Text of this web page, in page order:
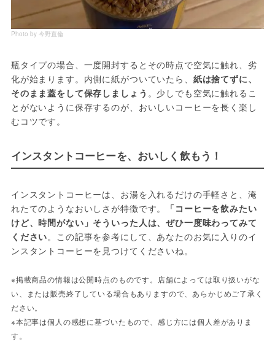
Photo by 今野直倫
瓶タイプの場合、一度開封するとその時点で空気に触れ、劣
化が始まります。内側に紙がついていたら、 紙は捨てずに、
そのまま蓋をして保存しましょう 。少しでも空気に触れるこ
とがないように保存するのが、おいしいコーヒーを長く楽し
むコツです。
インスタントコーヒーを、おいしく飲もう！
インスタントコーヒーは、お湯を入れるだけの手軽さと、淹
れたてのようなおいしさが特徴です。
「コーヒーを飲みたい
けど、時間がない」そういった人は、ぜひ一度味わってみて
ください。この記事を参考にして、あなたのお気に入りのイ
ンスタントコーヒーを見つけてくださいね。
※掲載商品の情報は公開時点のものです。店舗によっては取り扱いがな
い、または販売終了している場合もありますので、あらかじめご了承く
ださい。
※本記事は個人の感想に基づいたもので、感じ方には個人差がありま
す。